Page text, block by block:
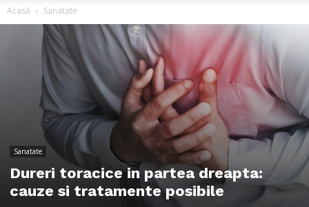
Acasă Sanatate
Sanatate
Dureri toracice in partea dreapta:
cauze si tratamente posibile